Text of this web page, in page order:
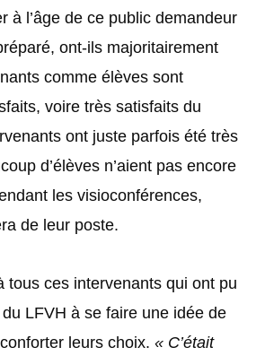
à l’âge de ce public demandeur
ont-ils majoritairement
comme élèves sont
voire très satisfaits du
ont juste parfois été très
d’élèves n’aient pas encore
les visioconférences,
de leur poste.
tous ces intervenants qui ont pu
LFVH à se faire une idée de
leurs choix. « C’était